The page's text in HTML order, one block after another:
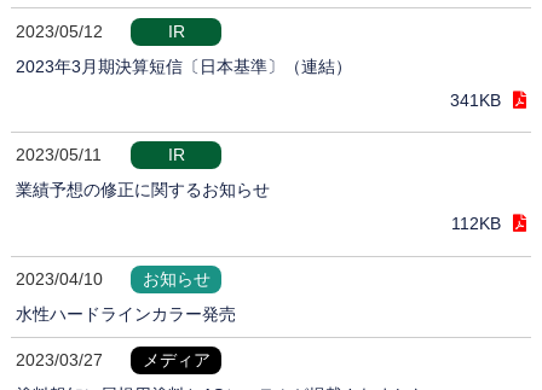
2023/05/12
IR
2023年3月期決算短信〔日本基準〕（連結）
341KB
2023/05/11
IR
業績予想の修正に関するお知らせ
112KB
2023/04/10
お知らせ
水性ハードラインカラー発売
2023/03/27
メディア